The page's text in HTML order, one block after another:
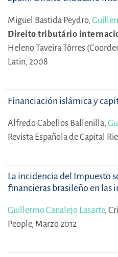
Miguel Bastida Peydro,
Direito tributário
Heleno Taveira Tôrres
Latin, 2008
Financiación islámica y
Alfredo Cabellos Ballenilla,
Revista Española de Capital
La incidencia del Impuesto
financieras brasileño en las
Guillermo Canalejo Lasarte,
People, Marzo 2012